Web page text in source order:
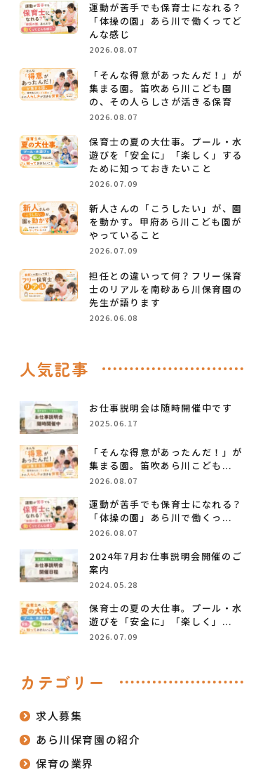
運動が苦手でも保育士になれる？
「体操の園」あら川で働くってど
んな感じ
2026.08.07
「そんな得意があったんだ！」が
集まる園。笛吹あら川こども園
の、その人らしさが活きる保育
2026.08.07
保育士の夏の大仕事。プール・水
遊びを「安全に」「楽しく」する
ために知っておきたいこと
2026.07.09
新人さんの「こうしたい」が、園
を動かす。甲府あら川こども園が
やっていること
2026.07.09
担任との違いって何？フリー保育
士のリアルを南砂あら川保育園の
先生が語ります
2026.06.08
人気記事
お仕事説明会は随時開催中です
2025.06.17
「そんな得意があったんだ！」が
集まる園。笛吹あら川こども...
2026.08.07
運動が苦手でも保育士になれる？
「体操の園」あら川で働くっ...
2026.08.07
2024年7月お仕事説明会開催のご
案内
2024.05.28
保育士の夏の大仕事。プール・水
遊びを「安全に」「楽しく」...
2026.07.09
カテゴリー
求人募集
あら川保育園の紹介
保育の業界